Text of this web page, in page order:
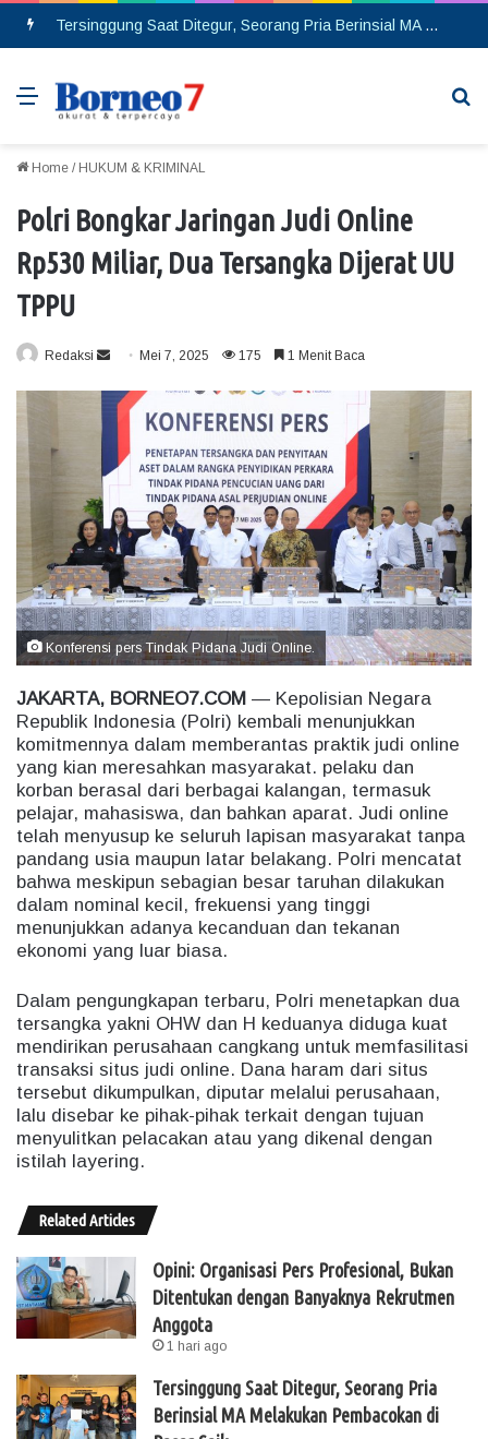
Tersinggung Saat Ditegur, Seorang Pria Berinsial MA Melakukan Pembacokan di Pasar Saik
Menu
Home / HUKUM & KRIMINAL
Polri Bongkar Jaringan Judi Online
Rp530 Miliar, Dua Tersangka Dijerat UU
TPPU
Redaksi
n
e
m
a
i
l
Mei 7, 2025 175 1 Menit Baca
Konferensi pers Tindak Pidana Judi Online.
JAKARTA, BORNEO7.COM — Kepolisian Negara
Republik Indonesia (Polri) kembali menunjukkan
komitmennya dalam memberantas praktik judi online
yang kian meresahkan masyarakat. pelaku dan
korban berasal dari berbagai kalangan, termasuk
pelajar, mahasiswa, dan bahkan aparat. Judi online
telah menyusup ke seluruh lapisan masyarakat tanpa
pandang usia maupun latar belakang. Polri mencatat
bahwa meskipun sebagian besar taruhan dilakukan
dalam nominal kecil, frekuensi yang tinggi
menunjukkan adanya kecanduan dan tekanan
ekonomi yang luar biasa.
Dalam pengungkapan terbaru, Polri menetapkan dua
tersangka yakni OHW dan H keduanya diduga kuat
mendirikan perusahaan cangkang untuk memfasilitasi
transaksi situs judi online. Dana haram dari situs
tersebut dikumpulkan, diputar melalui perusahaan,
lalu disebar ke pihak-pihak terkait dengan tujuan
menyulitkan pelacakan atau yang dikenal dengan
istilah layering.
Related Articles
Opini: Organisasi Pers Profesional, Bukan
Ditentukan dengan Banyaknya Rekrutmen
Anggota
1 hari ago
Tersinggung Saat Ditegur, Seorang Pria
Berinsial MA Melakukan Pembacokan di